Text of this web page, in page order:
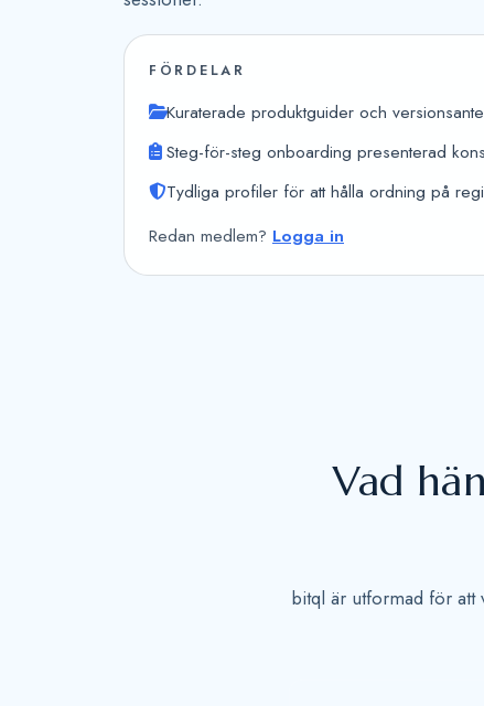
FÖRDELAR
Kuraterade produktguider och
Steg-för-steg onboarding presenterad
Tydliga profiler för att hålla ordning på
Redan medlem? Logga in
Vad
bitql är utformad för att